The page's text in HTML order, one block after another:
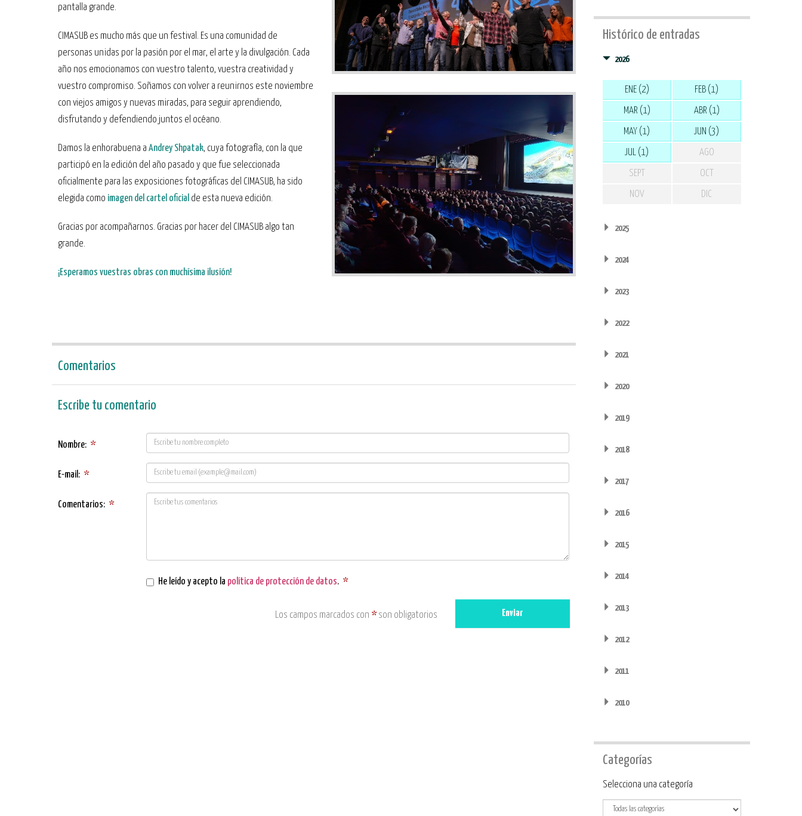
pantalla grande.
CIMASUB es mucho más que un festival. Es una comunidad de
personas unidas por la pasión por el mar, el arte y la divulgación. Cada
año nos emocionamos con vuestro talento, vuestra creatividad y
vuestro compromiso. Soñamos con volver a reunirnos este noviembre
con viejos amigos y nuevas miradas, para seguir aprendiendo,
disfrutando y defendiendo juntos el océano.
Damos la enhorabuena a Andrey Shpatak, cuya fotografía, con la que
participó en la edición del año pasado y que fue seleccionada
oficialmente para las exposiciones fotográficas del CIMASUB, ha sido
elegida como imagen del cartel oficial de esta nueva edición.
Gracias por acompañarnos. Gracias por hacer del CIMASUB algo tan
grande.
¡Esperamos vuestras obras con muchísima ilusión!
Comentarios
Escribe tu comentario
Nombre: *
E-mail: *
Comentarios: *
He leído y acepto la política de protección de datos. *
Los campos marcados con *son obligatorios Enviar
Histórico de entradas
2026
ENE (2) FEB (1)
MAR (1) ABR (1)
MAY (1) JUN (3)
JUL (1) AGO
SEPT OCT
NOV DIC
2025
2024
2023
2022
2021
2020
2019
2018
2017
2016
2015
2014
2013
2012
2011
2010
Categorías
Categoría
Selecciona una categoría